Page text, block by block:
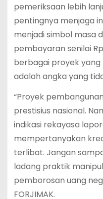
pemeriksaan lebih
pentingnya menjaga
menjadi simbol masa
pembayaran senilai
berbagai proyek yang
adalah angka yang
“Proyek
prestisius nasional.
indikasi rekayasa
mempertanyakan
terlibat. Jangan
ladang praktik
pemborosan uang
FORJIMAK.